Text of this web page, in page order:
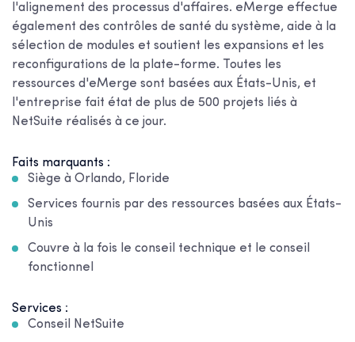
l'alignement des processus d'affaires. eMerge effectue
également des contrôles de santé du système, aide à la
sélection de modules et soutient les expansions et les
reconfigurations de la plate-forme. Toutes les
ressources d'eMerge sont basées aux États-Unis, et
l'entreprise fait état de plus de 500 projets liés à
NetSuite réalisés à ce jour.
Faits marquants :
Siège à Orlando, Floride
Services fournis par des ressources basées aux États-
Unis
Couvre à la fois le conseil technique et le conseil
fonctionnel
Services :
Conseil NetSuite